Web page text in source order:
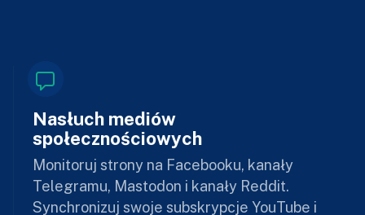
Nasłuch mediów
społecznościowych
Monitoruj strony na Facebooku, kanały
Telegramu, Mastodon i kanały Reddit.
Synchronizuj swoje subskrypcje YouTube i